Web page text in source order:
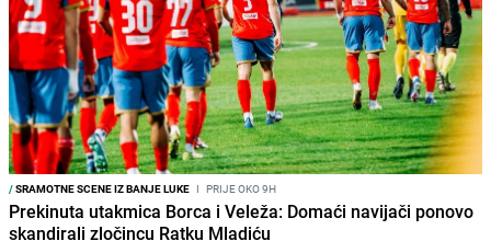
/SRAMOTNE SCENE IZ BANJE LUKE I PRIJE OKO 9H
Prekinuta utakmica Borca i Veleža: Domaći navijači ponovo
skandirali zločincu Ratku Mladiću